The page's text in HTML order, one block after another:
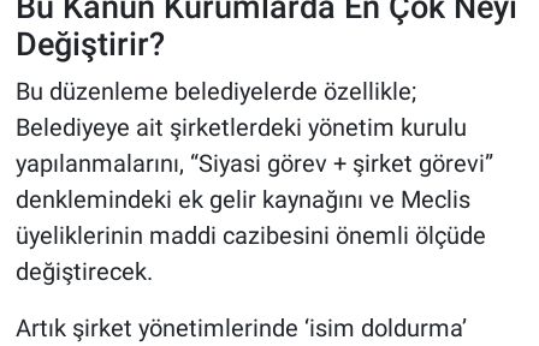
Değiştirir?
Bu düzenleme belediyelerde özellikle;
Belediyeye ait şirketlerdeki yönetim kurulu
yapılanmalarını, “Siyasi görev + şirket görevi”
denklemindeki ek gelir kaynağını ve Meclis
üyeliklerinin maddi cazibesini önemli ölçüde
değiştirecek.
Artık şirket yönetimlerinde ‘isim doldurma’